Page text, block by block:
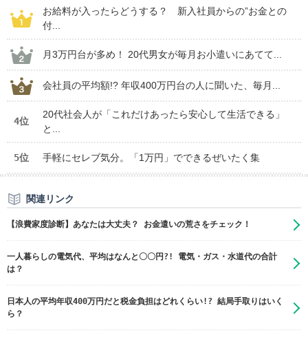
お給料が入ったらどうする？ 新入社員からの”お金との
付...
月3万円台が多め！ 20代男女が毎月お小遣いにあてて...
会社員の平均額!? 年収400万円台の人に聞いた、毎月...
4位
20代社会人が「これだけあったら安心して生活できる」
と...
5位 手軽にセレブ気分。「1万円」でできるぜいたく集
関連リンク
【浪費家度診断】あなたは大丈夫？ お金遣いの荒さをチェック！
一人暮らしの電気代、平均はなんと〇〇円?! 電気・ガス・水道代の合計
は？
日本人の平均年収400万円だと税金負担はどれくらい!? 結局手取りはいく
ら？